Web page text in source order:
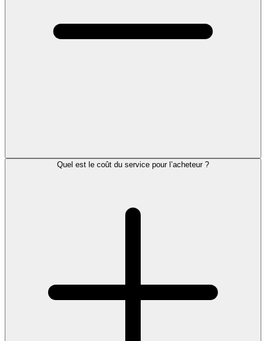
Quel est le coût du service pour l’acheteur ?